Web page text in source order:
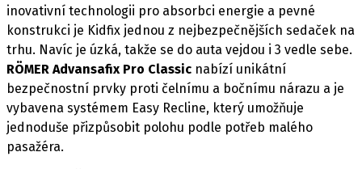
Máte příběh, fotku nebo video?
Pošlete e-mail na autoroad.cz
ETICKÝ KODEX
KONTAKT
inovativní technologii pro absorbci energie a pevné
konstrukci je Kidfix jednou z nejbezpečnějších sedaček na
trhu. Navíc je úzká, takže se do auta vejdou i 3 vedle sebe.
RÖMER Advansafix Pro Classic nabízí unikátní
bezpečnostní prvky proti čelnímu a bočnímu nárazu a je
vybavena systémem Easy Recline, který umožňuje
jednoduše přizpůsobit polohu podle potřeb malého
pasažéra.